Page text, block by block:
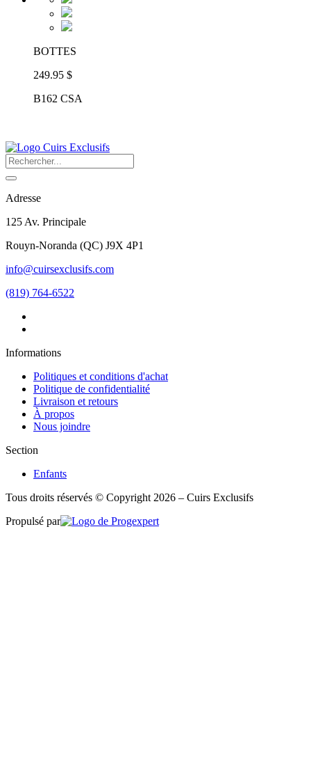
BOTTES
249.95 $
B162 CSA
Adresse
125 Av. Principale
Rouyn-Noranda (QC) J9X 4P1
info@cuirsexclusifs.com
(819) 764-6522
Informations
Politiques et conditions d'achat
Politique de confidentialité
Livraison et retours
À propos
Nous joindre
Section
Enfants
Tous droits réservés © Copyright 2026 – Cuirs Exclusifs
Propulsé par